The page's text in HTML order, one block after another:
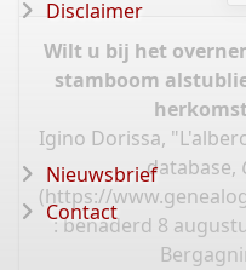
Wilt u bij het
stamboom
Igino Dorissa,
database,
(https://
: benaderd 8
Disclaimer
Nieuwsbrief
Contact